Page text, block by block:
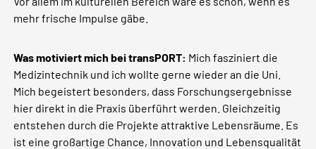
mehr frische Impulse gäbe.
Was motiviert mich bei transPORT: Mich fasziniert die
Medizintechnik und ich wollte gerne wieder an die Uni.
Mich begeistert besonders, dass Forschungsergebnisse
hier direkt in die Praxis überführt werden. Gleichzeitig
entstehen durch die Projekte attraktive Lebensräume. Es
ist eine großartige Chance, Innovation und Lebensqualität